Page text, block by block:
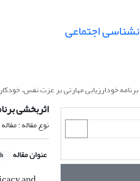
اجتماعی
خودارزیابی مهارتی بر عزت نفس،
اثربخشی
نوع مقاله :
عنوان مقاله